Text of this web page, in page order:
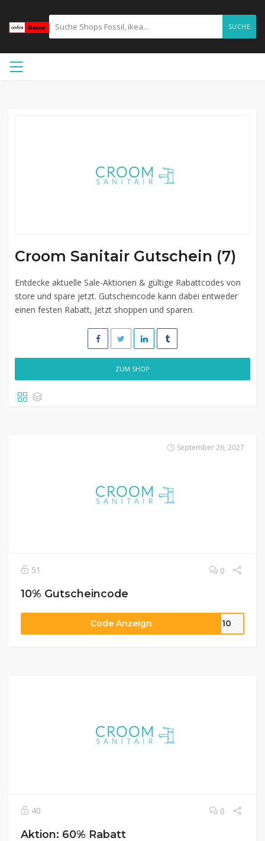
SUCHE
Croom Sanitair Gutschein (7)
Entdecke aktuelle Sale-Aktionen & gültige Rabattcodes von
store und spare jetzt. Gutscheincode kann dabei entweder
einen festen Rabatt, Jetzt shoppen und sparen.
ZUM SHOP
September 26, 2027
51 0
10% Gutscheincode
Code Anzeign OR10
40 0
Aktion: 60% Rabatt